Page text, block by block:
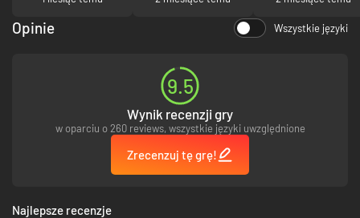
poczucie nieograniczonych możliwości odkrywania świata i
satysfakcjonującej progresji bohatera. Mroczny i surowy świat Kolonii jest
niezwykle wciągający i bogaty w szczegóły, a postaci niezależne i dzikie
Fundamenty i podstawowe filary gry pozostają nienaruszone, a remake
wzbogaca doświadczenie o rozszerzone i bardziej szczegółowe serie
zadań, dodatkowe rutyny oraz reakcje postaci niezależnych, nowe
umiejętności przemieszczania się po świecie, a także w pełni
zmodernizowany system walki.
Alkaima zrobiła
Opinie Wszystkie języki
9.5
Wynik recenzji gry
w oparciu o 260 reviews, wszystkie języki uwzględnione
Zrecenzuj tę grę!
Najlepsze recenzje